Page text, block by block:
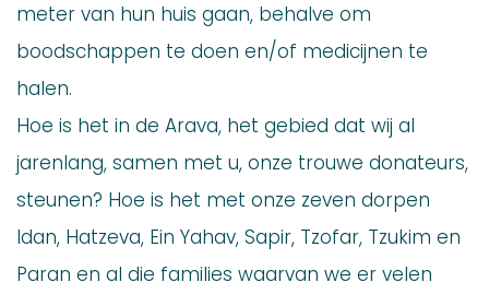
meter van hun huis gaan, behalve om
boodschappen te doen en/of medicijnen te
halen.
Hoe is het in de Arava, het gebied dat wij al
jarenlang, samen met u, onze trouwe donateurs,
steunen? Hoe is het met onze zeven dorpen
Idan, Hatzeva, Ein Yahav, Sapir, Tzofar, Tzukim en
Paran en al die families waarvan we er velen